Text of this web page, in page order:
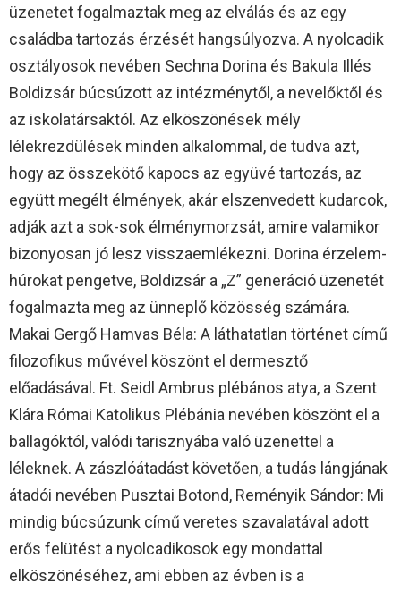
üzenetet fogalmaztak meg az elválás és az egy
családba tartozás érzését hangsúlyozva. A nyolcadik
osztályosok nevében Sechna Dorina és Bakula Illés
Boldizsár búcsúzott az intézménytől, a nevelőktől és
az iskolatársaktól. Az elköszönések mély
lélekrezdülések minden alkalommal, de tudva azt,
hogy az összekötő kapocs az együvé tartozás, az
együtt megélt élmények, akár elszenvedett kudarcok,
adják azt a sok-sok élménymorzsát, amire valamikor
bizonyosan jó lesz visszaemlékezni. Dorina érzelem-
húrokat pengetve, Boldizsár a „Z” generáció üzenetét
fogalmazta meg az ünneplő közösség számára.
Makai Gergő Hamvas Béla: A láthatatlan történet című
filozofikus művével köszönt el dermesztő
előadásával. Ft. Seidl Ambrus plébános atya, a Szent
Klára Római Katolikus Plébánia nevében köszönt el a
ballagóktól, valódi tarisznyába való üzenettel a
léleknek. A zászlóátadást követően, a tudás lángjának
átadói nevében Pusztai Botond, Reményik Sándor: Mi
mindig búcsúzunk című veretes szavalatával adott
erős felütést a nyolcadikosok egy mondattal
elköszönéséhez, ami ebben az évben is a